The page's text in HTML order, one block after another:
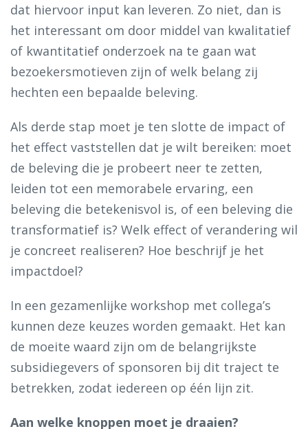
dat hiervoor input kan leveren. Zo niet, dan is
het interessant om door middel van kwalitatief
of kwantitatief onderzoek na te gaan wat
bezoekersmotieven zijn of welk belang zij
hechten een bepaalde beleving.
Als derde stap moet je ten slotte de impact of
het effect vaststellen dat je wilt bereiken: moet
de beleving die je probeert neer te zetten,
leiden tot een memorabele ervaring, een
beleving die betekenisvol is, of een beleving die
transformatief is? Welk effect of verandering wil
je concreet realiseren? Hoe beschrijf je het
impactdoel?
In een gezamenlijke workshop met collega’s
kunnen deze keuzes worden gemaakt. Het kan
de moeite waard zijn om de belangrijkste
subsidiegevers of sponsoren bij dit traject te
betrekken, zodat iedereen op één lijn zit.
Aan welke knoppen moet je draaien?